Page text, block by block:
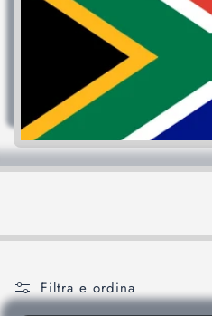
o
n
Filtra e ordina